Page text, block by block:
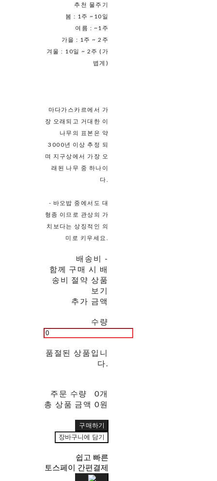
추천 물주기
봄 : 1주 ~10일
여름 : ~1주
가을 : 1주 ~ 2주
겨울 : 10일 ~ 2주 (가
볍게)
마다가스카르에서 가
장 오래되고 거대한 이
나무의 표본은 약
3000년 이상 추정 되
며 지구상에서 가장 오
래된 나무 중 하나이
다.
- 바오밥 중에서도 대
형종 이므로 관상의 가
치보다는 상징적인 의
미로 키우세요.
배송비 -
함께 구매 시 배
송비 절약 상품
보기
추가 금액
수량
품절된 상품입니
다.
주문 수량
0개
총 상품 금액 0원
구매하기
장바구니에 담기
쉽고 빠른
토스페이 간편결제